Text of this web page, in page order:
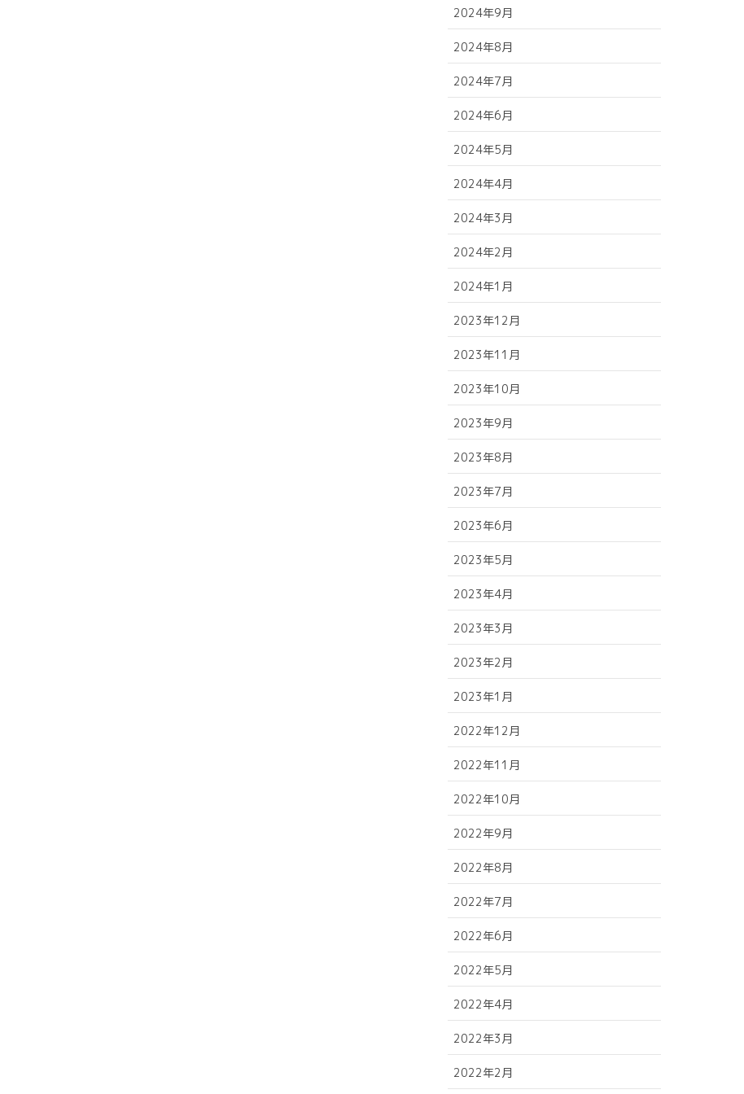
2024年9月
2024年8月
2024年7月
2024年6月
2024年5月
2024年4月
2024年3月
2024年2月
2024年1月
2023年12月
2023年11月
2023年10月
2023年9月
2023年8月
2023年7月
2023年6月
2023年5月
2023年4月
2023年3月
2023年2月
2023年1月
2022年12月
2022年11月
2022年10月
2022年9月
2022年8月
2022年7月
2022年6月
2022年5月
2022年4月
2022年3月
2022年2月